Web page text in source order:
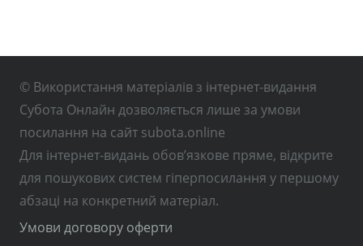
© Використання матеріалів з інтернет-видання
Субота Онлайн дозволяється лише за умови
посилання на сайт subota.online
Для інтернет-видань обов’язкове пряме, відкрите
для пошукових систем гіперпосилання у першому
абзаці на конкретний матеріал.
Умови договору оферти